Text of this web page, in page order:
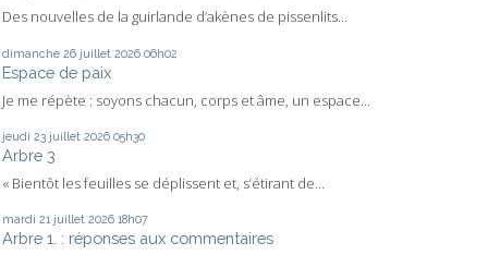
Des nouvelles de la guirlande d’akènes de pissenlits...
dimanche 26 juillet 2026 06h02
Espace de paix
Je me répète : soyons chacun, corps et âme, un espace...
jeudi 23 juillet 2026 05h30
Arbre 3
« Bientôt les feuilles se déplissent et, s’étirant de...
mardi 21 juillet 2026 18h07
Arbre 1. : réponses aux commentaires